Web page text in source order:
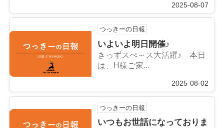
2025-08-07
つっきーの日報
いよいよ明日開催♪
きっずスぺ～ス大活躍♪ 本日
は、H様ご家...
2025-08-02
つっきーの日報
いつもお世話になっておりま